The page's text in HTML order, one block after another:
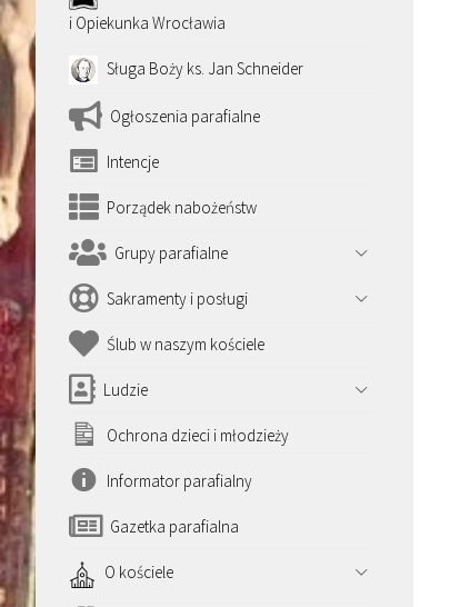
i Opiekunka Wrocławia
Sługa Boży ks. Jan Schneider
Ogłoszenia parafialne
Intencje
Porządek nabożeństw
Grupy parafialne
Sakramenty i posługi
Ślub w naszym kościele
Ludzie
Ochrona dzieci i młodzieży
Informator parafialny
Gazetka parafialna
O kościele